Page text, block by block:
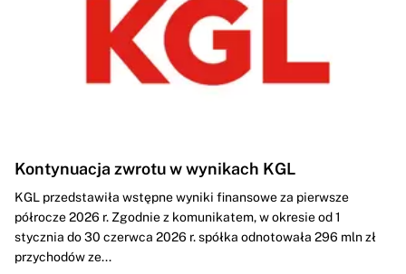
Kontynuacja zwrotu w wynikach KGL
KGL przedstawiła wstępne wyniki finansowe za pierwsze
półrocze 2026 r. Zgodnie z komunikatem, w okresie od 1
stycznia do 30 czerwca 2026 r. spółka odnotowała 296 mln zł
przychodów ze...